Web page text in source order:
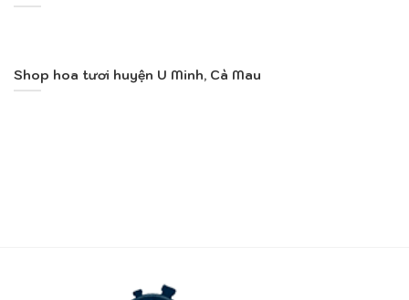
Shop hoa tươi huyện U Minh, Cà Mau